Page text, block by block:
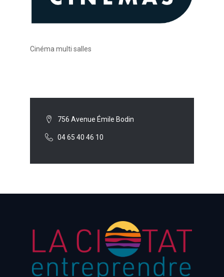
Cinéma multi salles
756 Avenue Émile Bodin
04 65 40 46 10